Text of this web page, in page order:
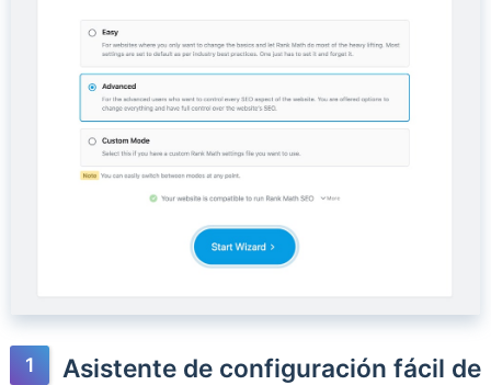
Asistente de configuración fácil de